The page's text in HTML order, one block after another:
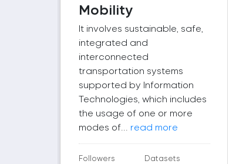
Mobility
It involves sustainable, safe,
integrated and
interconnected
transportation systems
supported by Information
Technologies, which includes
the usage of one or more
modes of... read more
Followers Datasets